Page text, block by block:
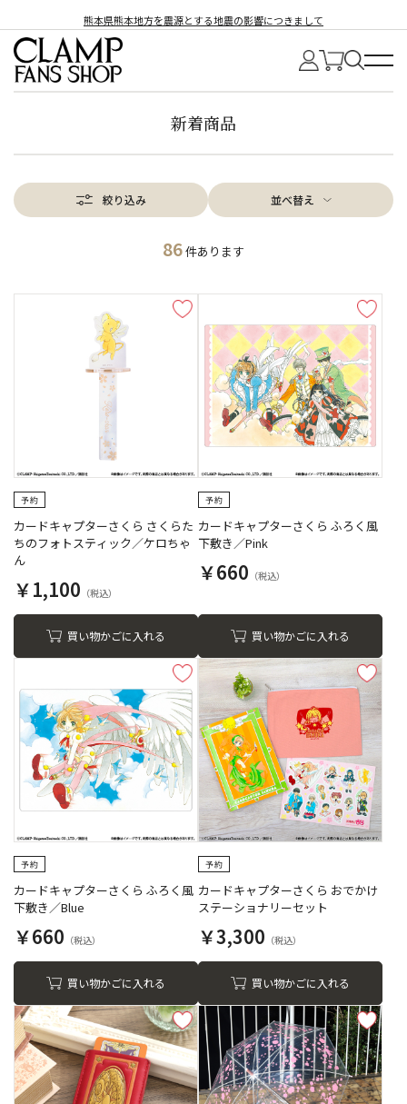
熊本県熊本地方を震源とする地震の影響につきまして
新着商品
絞り込み 並べ替え
86 件あります
カードキャプターさくら さくらた
ちのフォトスティック／ケロちゃ
ん
￥1,100
買い物かごに入れる
カードキャプターさくら ふろく風
下敷き／Pink
￥660
買い物かごに入れる
カードキャプターさくら ふろく風
下敷き／Blue
￥660
買い物かごに入れる
カードキャプターさくら おでかけ
ステーショナリーセット
￥3,300
買い物かごに入れる